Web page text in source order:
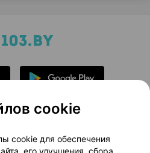
Новости проекта
cookie
cookie для обеспечения
его улучшения, сбора